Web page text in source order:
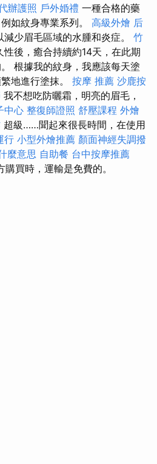
辦護照 戶外婚禮 一種合格的藥
如紋身專業系列。 高級外燴 后
減少眉毛區域的水腫和炎症。 竹
性後，癒合持續約14天，在此期
根據我的紋身，我應該每天塗
地進行塗抹。 按摩 推薦 沙鹿按
我不想吃防曬霜，明亮的眉毛，
中心 整復師證照 舒壓課程 外燴
超級……聞起來很長時間，在使用
行 小型外燴推薦 顏面神經失調撥
麼意思 自助餐 台中按摩推薦
買時，運輸是免費的。